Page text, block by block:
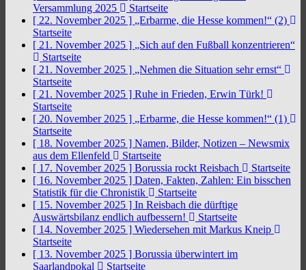
Versammlung 2025
Startseite
[ 22. November 2025 ] „Erbarme, die Hesse kommen!“ (2)
Startseite
[ 21. November 2025 ] „Sich auf den Fußball konzentrieren“
Startseite
[ 21. November 2025 ] „Nehmen die Situation sehr ernst“
Startseite
[ 21. November 2025 ] Ruhe in Frieden, Erwin Türk!
Startseite
[ 20. November 2025 ] „Erbarme, die Hesse kommen!“ (1)
Startseite
[ 18. November 2025 ] Namen, Bilder, Notizen – Newsmix
aus dem Ellenfeld
Startseite
[ 17. November 2025 ] Borussia rockt Reisbach
Startseite
[ 16. November 2025 ] Daten, Fakten, Zahlen: Ein bisschen
Statistik für die Chronistik
Startseite
[ 15. November 2025 ] In Reisbach die dürftige
Auswärtsbilanz endlich aufbessern!
Startseite
[ 14. November 2025 ] Wiedersehen mit Markus Kneip
Startseite
[ 13. November 2025 ] Borussia überwintert im
Saarlandpokal
Startseite